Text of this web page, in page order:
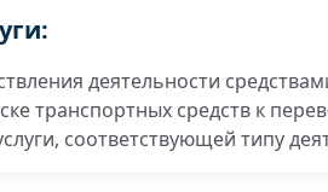
деятельности
транспортных средств к
соответствующей типу